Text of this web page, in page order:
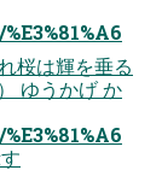
桜は輝を垂る
ゆうかげ か